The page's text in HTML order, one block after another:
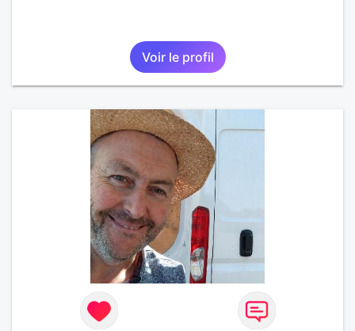
Voir le profil